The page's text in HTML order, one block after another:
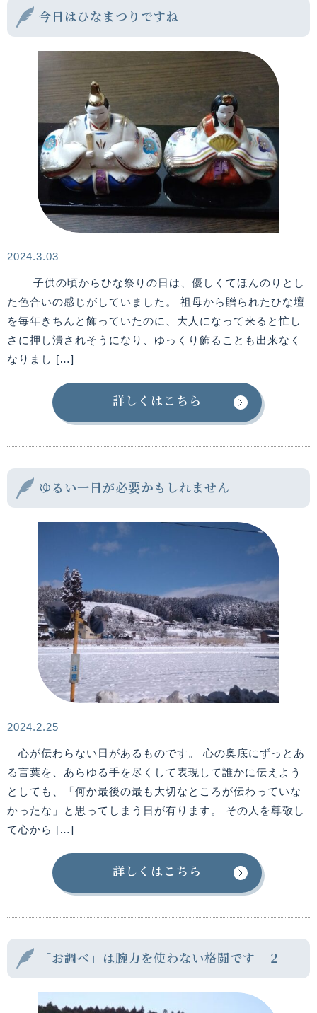
今日はひなまつりですね
2024.3.03
子供の頃からひな祭りの日は、優しくてほんのりとし
た色合いの感じがしていました。 祖母から贈られたひな壇
を毎年きちんと飾っていたのに、大人になって来ると忙し
さに押し潰されそうになり、ゆっくり飾ることも出来なく
なりまし […]
詳しくはこちら
ゆるい一日が必要かもしれません
2024.2.25
心が伝わらない日があるものです。 心の奥底にずっとあ
る言葉を、あらゆる手を尽くして表現して誰かに伝えよう
としても、「何か最後の最も大切なところが伝わっていな
かったな」と思ってしまう日が有ります。 その人を尊敬し
て心から […]
詳しくはこちら
「お調べ」は腕力を使わない格闘です ２